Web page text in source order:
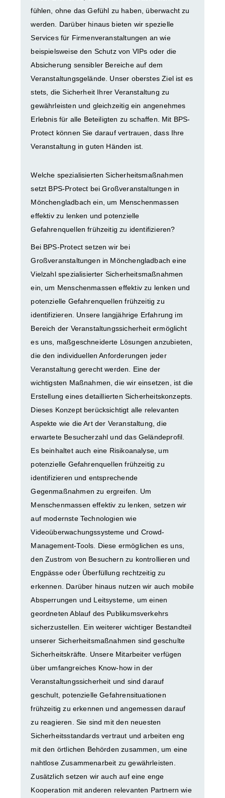
fühlen, ohne das Gefühl zu haben, überwacht zu
werden. Darüber hinaus bieten wir spezielle
Services für Firmenveranstaltungen an wie
beispielsweise den Schutz von VIPs oder die
Absicherung sensibler Bereiche auf dem
Veranstaltungsgelände. Unser oberstes Ziel ist es
stets, die Sicherheit Ihrer Veranstaltung zu
gewährleisten und gleichzeitig ein angenehmes
Erlebnis für alle Beteiligten zu schaffen. Mit BPS-
Protect können Sie darauf vertrauen, dass Ihre
Veranstaltung in guten Händen ist.
Welche spezialisierten Sicherheitsmaßnahmen
setzt BPS-Protect bei Großveranstaltungen in
Mönchengladbach ein, um Menschenmassen
effektiv zu lenken und potenzielle
Gefahrenquellen frühzeitig zu identifizieren?
Bei BPS-Protect setzen wir bei
Großveranstaltungen in Mönchengladbach eine
Vielzahl spezialisierter Sicherheitsmaßnahmen
ein, um Menschenmassen effektiv zu lenken und
potenzielle Gefahrenquellen frühzeitig zu
identifizieren. Unsere langjährige Erfahrung im
Bereich der Veranstaltungssicherheit ermöglicht
es uns, maßgeschneiderte Lösungen anzubieten,
die den individuellen Anforderungen jeder
Veranstaltung gerecht werden. Eine der
wichtigsten Maßnahmen, die wir einsetzen, ist die
Erstellung eines detaillierten Sicherheitskonzepts.
Dieses Konzept berücksichtigt alle relevanten
Aspekte wie die Art der Veranstaltung, die
erwartete Besucherzahl und das Geländeprofil.
Es beinhaltet auch eine Risikoanalyse, um
potenzielle Gefahrenquellen frühzeitig zu
identifizieren und entsprechende
Gegenmaßnahmen zu ergreifen. Um
Menschenmassen effektiv zu lenken, setzen wir
auf modernste Technologien wie
Videoüberwachungssysteme und Crowd-
Management-Tools. Diese ermöglichen es uns,
den Zustrom von Besuchern zu kontrollieren und
Engpässe oder Überfüllung rechtzeitig zu
erkennen. Darüber hinaus nutzen wir auch mobile
Absperrungen und Leitsysteme, um einen
geordneten Ablauf des Publikumsverkehrs
sicherzustellen. Ein weiterer wichtiger Bestandteil
unserer Sicherheitsmaßnahmen sind geschulte
Sicherheitskräfte. Unsere Mitarbeiter verfügen
über umfangreiches Know-how in der
Veranstaltungssicherheit und sind darauf
geschult, potenzielle Gefahrensituationen
frühzeitig zu erkennen und angemessen darauf
zu reagieren. Sie sind mit den neuesten
Sicherheitsstandards vertraut und arbeiten eng
mit den örtlichen Behörden zusammen, um eine
nahtlose Zusammenarbeit zu gewährleisten.
Zusätzlich setzen wir auch auf eine enge
Kooperation mit anderen relevanten Partnern wie